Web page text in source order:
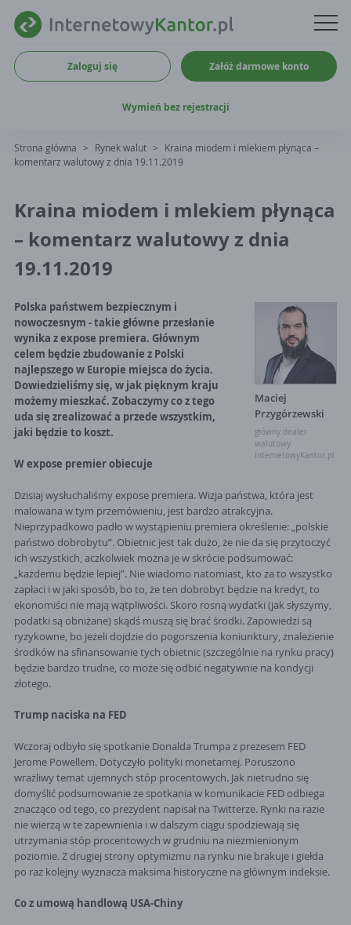
Zaloguj się Załóż darmowe konto
Wymień bez rejestracji
Strona główna > Rynek walut >
Kraina miodem i mlekiem płynąca –
komentarz walutowy z dnia 19.11.2019
Kraina miodem i mlekiem płynąca
– komentarz walutowy z dnia
19.11.2019
Maciej
Przygórzewski
główny dealer
walutowy
InternetowyKantor.pl
Polska państwem bezpiecznym i
nowoczesnym - takie główne przesłanie
wynika z expose premiera. Głównym
celem będzie zbudowanie z Polski
najlepszego w Europie miejsca do życia.
Dowiedzieliśmy się, w jak pięknym kraju
możemy mieszkać. Zobaczymy co z tego
uda się zrealizować a przede wszystkim,
jaki będzie to koszt.
W expose premier obiecuje
Dzisiaj wysłuchaliśmy expose premiera. Wizja państwa, która jest
malowana w tym przemówieniu, jest bardzo atrakcyjna.
Nieprzypadkowo padło w wystąpieniu premiera określenie:„polskie
państwo dobrobytu”. Obietnic jest tak dużo, że nie da się przytoczyć
ich wszystkich, aczkolwiek można je w skrócie podsumować:
„każdemu będzie lepiej”. Nie wiadomo natomiast, kto za to wszystko
zapłaci i w jaki sposób, bo to, że ten dobrobyt będzie na kredyt, to
ekonomiści nie mają wątpliwości. Skoro rosną wydatki (jak słyszymy,
podatki są obniżane) skądś muszą się brać środki. Zapowiedzi są
ryzykowne, bo jeżeli dojdzie do pogorszenia koniunktury, znalezienie
środków na sfinansowanie tych obietnic (szczególnie na rynku pracy)
będzie bardzo trudne, co może się odbić negatywnie na kondycji
złotego.
Trump naciska na FED
Wczoraj odbyło się spotkanie Donalda Trumpa z prezesem FED
Jerome Powellem. Dotyczyło polityki monetarnej. Poruszono
wrażliwy temat ujemnych stóp procentowych. Jak nietrudno się
domyślić podsumowanie ze spotkania w komunikacie FED odbiega
znacząco od tego, co prezydent napisał na Twitterze. Rynki na razie
nie wierzą w te zapewnienia i w dalszym ciągu spodziewają się
utrzymania stóp procentowych w grudniu na niezmienionym
poziomie. Z drugiej strony optymizmu na rynku nie brakuje i giełda
po raz kolejny wyznacza maksima historyczne na głównym indeksie.
Co z umową handlową USA-Chiny